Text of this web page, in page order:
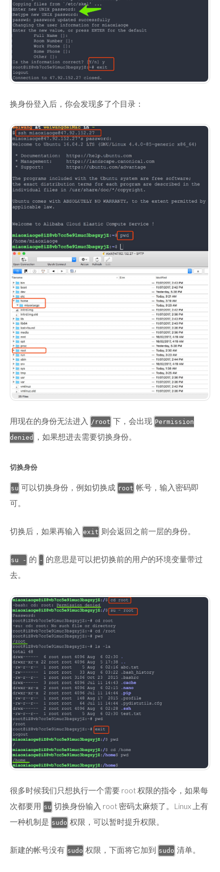
换身份登入后，你会发现多了个目录：
用现在的身份无法进入 /root 下，会出现 Permission
denied ，如果想进去需要切换身份。
切换身份
su 可以切换身份，例如切换成 root 帐号，输入密码即
可。
切换后，如果再输入 exit 则会返回之前一层的身份。
su - 的 - 的意思是可以把切换前的用户的环境变量带过
去。
很多时候我们只想执行一个需要 root 权限的指令，如果每
次都要用 su 切换身份输入 root 密码太麻烦了。Linux 上有
一种机制是 sudo 权限，可以暂时提升权限。
新建的帐号没有 sudo 权限，下面将它加到 sudo 清单。